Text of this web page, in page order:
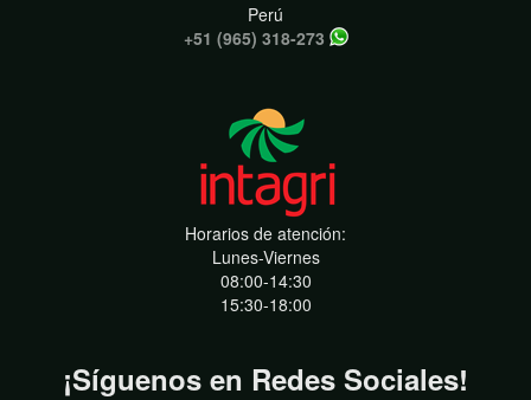
Perú
+51 (965) 318-273
Horarios de atención:
Lunes-Viernes
08:00-14:30
15:30-18:00
¡Síguenos en Redes Sociales!